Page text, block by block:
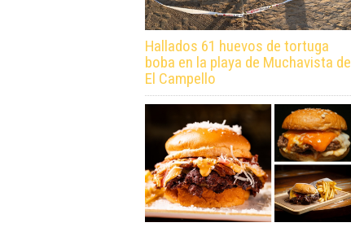
Hallados 61 huevos de tortuga
boba en la playa de Muchavista de
El Campello